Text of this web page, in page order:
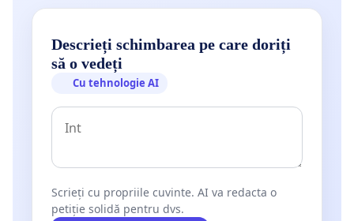
Descrieți schimbarea pe care doriți
să o vedeți
Cu tehnologie AI
Scrieți cu propriile cuvinte. AI va redacta o
petiție solidă pentru dvs.